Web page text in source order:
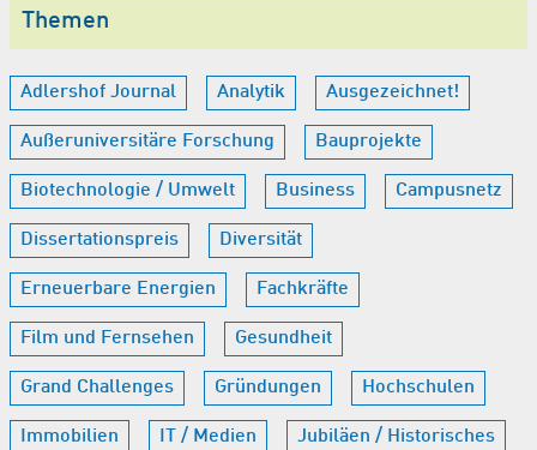
Themen
Adlershof Journal Analytik Ausgezeichnet!
Außeruniversitäre Forschung Bauprojekte
Biotechnologie / Umwelt Business Campusnetz
Dissertationspreis Diversität
Erneuerbare Energien Fachkräfte
Film und Fernsehen Gesundheit
Grand Challenges Gründungen Hochschulen
Immobilien IT / Medien Jubiläen / Historisches